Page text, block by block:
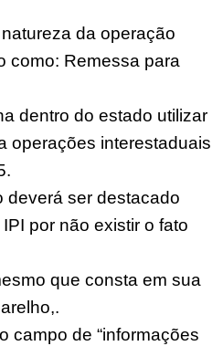
da operação
como: Remessa para
dentro do estado utilizar
operações interestaduais
deverá ser destacado
por não existir o fato
que consta em sua
campo de “informações